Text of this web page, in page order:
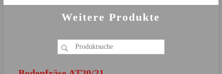
Weitere Produkte